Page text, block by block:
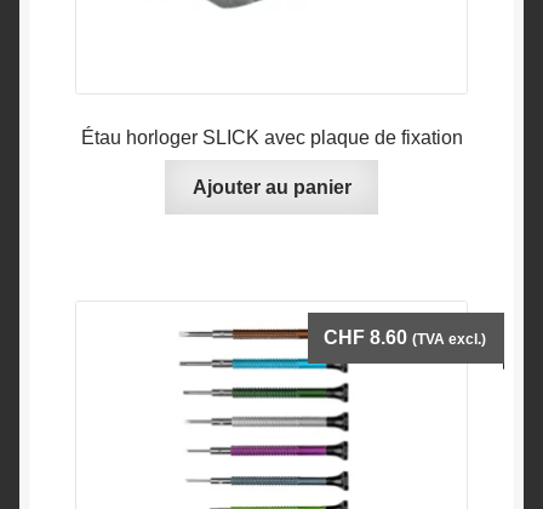
Étau horloger SLICK avec plaque de fixation
Ajouter au panier
CHF 8.60 (TVA excl.)